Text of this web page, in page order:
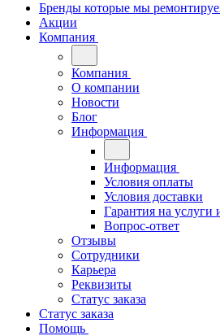
Бренды которые мы
Акции
Компания
Компания
О компании
Новости
Блог
Информация
Информация
Условия оплаты
Условия доставки
Гарантия на услуги
Вопрос-ответ
Отзывы
Сотрудники
Карьера
Реквизиты
Статус заказа
Статус заказа
Помощь